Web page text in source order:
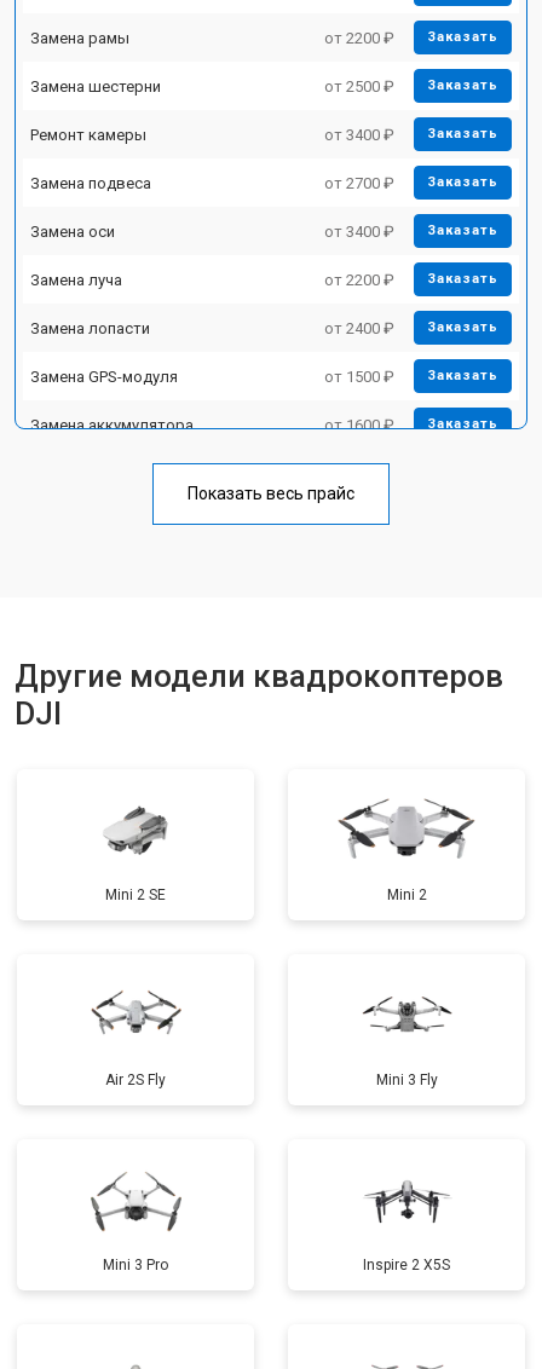
Замена рамы от 2200 ₽ Заказать
Замена шестерни от 2500 ₽ Заказать
Ремонт камеры от 3400 ₽ Заказать
Замена подвеса от 2700 ₽ Заказать
Замена оси от 3400 ₽ Заказать
Замена луча от 2200 ₽ Заказать
Замена лопасти от 2400 ₽ Заказать
Замена GPS-модуля от 1500 ₽ Заказать
Замена аккумулятора от 1600 ₽ Заказать
Замена материнской платы от 2800 ₽
Показать весь прайс
Другие модели квадрокоптеров
DJI
Mini 2 SE Mini 2
Air 2S Fly Mini 3 Fly
Mini 3 Pro Inspire 2 X5S